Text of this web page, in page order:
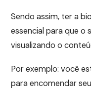
Sendo assim, ter a
essencial para que o
visualizando o
Por exemplo: você
para encomendar